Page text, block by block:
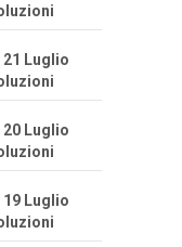
Luglio
Luglio
Luglio